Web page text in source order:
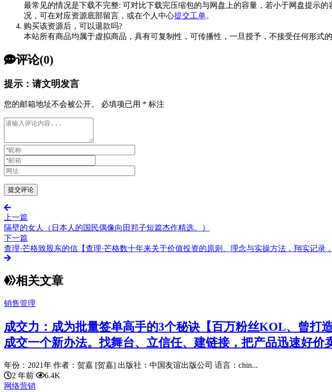
最常见的情况是下载不完整: 可对比下载完压缩包的与网盘上的容量，若小于网盘提示
况，可在对应资源底部留言，或在个人中心提交工单。
购买该资源后，可以退款吗?
本站所有商品均属于虚拟商品，具有可复制性，可传播性，一旦授予，不接受任何形式
评论(0)
提示：请文明发言
您的邮箱地址不会被公开。 必填项已用 * 标注
上一篇
隔壁的女人（日本人的国民偶像向田邦子短篇杰作精选。）
下一篇
查理·芒格致股东的信【查理·芒格数十年来关于价值投资的原则、理念与实操方法，翔实记录
相关文章
销售管理
成交力：成为批量签单高手的3个秘诀【百万粉丝KOL、曾打
成交一个新办法。找舞台、立信任、建链接，把产品迅速好价
年份：2021年 作者：贺嘉 [贺嘉] 出版社：中国友谊出版公司 语言：chin...
2 年前
6.4K
网络营销